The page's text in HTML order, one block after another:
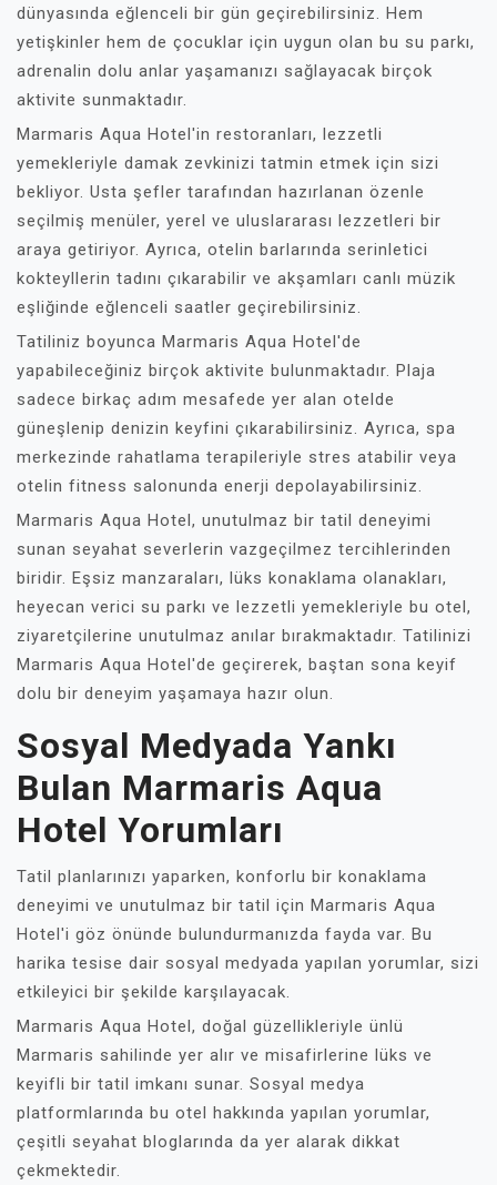
dünyasında eğlenceli bir gün geçirebilirsiniz. Hem
yetişkinler hem de çocuklar için uygun olan bu su parkı,
adrenalin dolu anlar yaşamanızı sağlayacak birçok
aktivite sunmaktadır.
Marmaris Aqua Hotel'in restoranları, lezzetli
yemekleriyle damak zevkinizi tatmin etmek için sizi
bekliyor. Usta şefler tarafından hazırlanan özenle
seçilmiş menüler, yerel ve uluslararası lezzetleri bir
araya getiriyor. Ayrıca, otelin barlarında serinletici
kokteyllerin tadını çıkarabilir ve akşamları canlı müzik
eşliğinde eğlenceli saatler geçirebilirsiniz.
Tatiliniz boyunca Marmaris Aqua Hotel'de
yapabileceğiniz birçok aktivite bulunmaktadır. Plaja
sadece birkaç adım mesafede yer alan otelde
güneşlenip denizin keyfini çıkarabilirsiniz. Ayrıca, spa
merkezinde rahatlama terapileriyle stres atabilir veya
otelin fitness salonunda enerji depolayabilirsiniz.
Marmaris Aqua Hotel, unutulmaz bir tatil deneyimi
sunan seyahat severlerin vazgeçilmez tercihlerinden
biridir. Eşsiz manzaraları, lüks konaklama olanakları,
heyecan verici su parkı ve lezzetli yemekleriyle bu otel,
ziyaretçilerine unutulmaz anılar bırakmaktadır. Tatilinizi
Marmaris Aqua Hotel'de geçirerek, baştan sona keyif
dolu bir deneyim yaşamaya hazır olun.
Sosyal Medyada Yankı
Bulan Marmaris Aqua
Hotel Yorumları
Tatil planlarınızı yaparken, konforlu bir konaklama
deneyimi ve unutulmaz bir tatil için Marmaris Aqua
Hotel'i göz önünde bulundurmanızda fayda var. Bu
harika tesise dair sosyal medyada yapılan yorumlar, sizi
etkileyici bir şekilde karşılayacak.
Marmaris Aqua Hotel, doğal güzellikleriyle ünlü
Marmaris sahilinde yer alır ve misafirlerine lüks ve
keyifli bir tatil imkanı sunar. Sosyal medya
platformlarında bu otel hakkında yapılan yorumlar,
çeşitli seyahat bloglarında da yer alarak dikkat
çekmektedir.